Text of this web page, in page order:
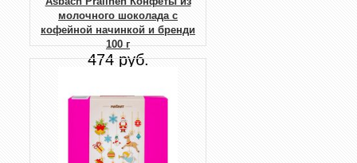
молочного шоколада с
кофейной начинкой и бренди
100 г
474 руб.